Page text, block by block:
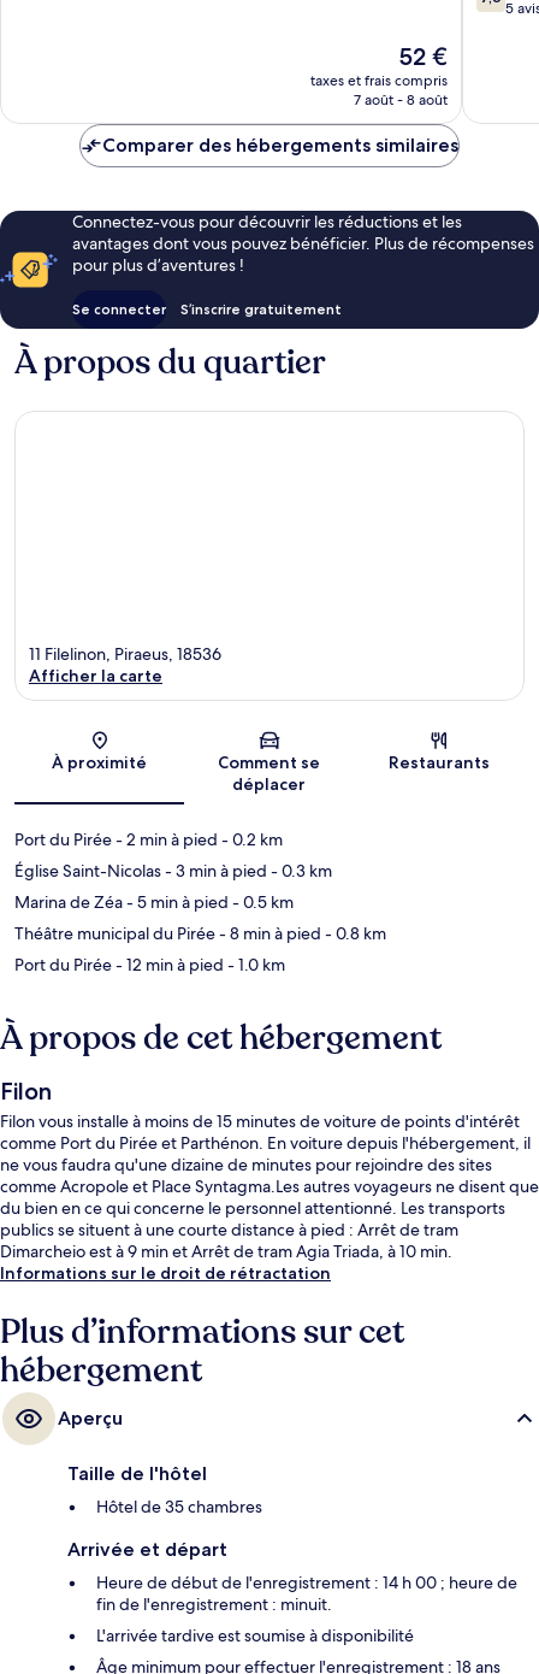
Le
nouveau
prix
de
52 €
taxes et frais compris
7 août - 8 août
sur 5
Comparer des hébergements similaires
Connectez-vous pour découvrir les réductions et les
avantages dont vous pouvez bénéficier. Plus de récompenses
pour plus d’aventures !
Se connecter S’inscrire gratuitement
À propos du quartier
Carte
11 Filelinon, Piraeus, 18536
Afficher la carte
À proximité
Comment se
déplacer
Restaurants
Port du Pirée- 2 min à pied - 0.2 km
Église Saint-Nicolas- 3 min à pied - 0.3 km
Marina de Zéa- 5 min à pied - 0.5 km
Théâtre municipal du Pirée- 8 min à pied - 0.8 km
Port du Pirée- 12 min à pied - 1.0 km
À propos de cet hébergement
Filon
Filon vous installe à moins de 15 minutes de voiture de points d'intérêt
comme Port du Pirée et Parthénon. En voiture depuis l'hébergement, il
ne vous faudra qu'une dizaine de minutes pour rejoindre des sites
comme Acropole et Place Syntagma.Les autres voyageurs ne disent que
du bien en ce qui concerne le personnel attentionné. Les transports
publics se situent à une courte distance à pied : Arrêt de tram
Dimarcheio est à 9 min et Arrêt de tram Agia Triada, à 10 min.
Informations sur le droit de rétractation
Plus d’informations sur cet
hébergement
Aperçu
Taille de l'hôtel
Hôtel de 35 chambres
Arrivée et départ
Heure de début de l'enregistrement : 14 h 00 ; heure de
fin de l'enregistrement : minuit.
L'arrivée tardive est soumise à disponibilité
Âge minimum pour effectuer l'enregistrement : 18 ans